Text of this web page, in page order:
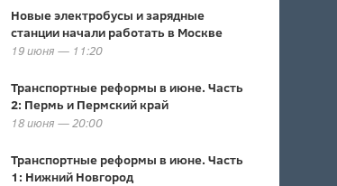
Новые электробусы и зарядные
станции начали работать в Москве
19 июня — 11:20
Транспортные реформы в июне. Часть
2: Пермь и Пермский край
18 июня — 20:00
Транспортные реформы в июне. Часть
1: Нижний Новгород